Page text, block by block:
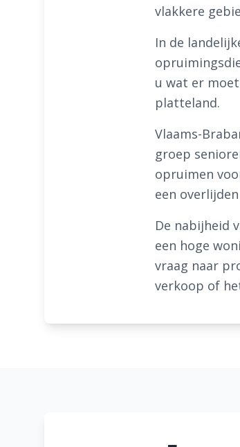
vlakkere
In de
u wat er
platteland.
Vlaams-
groep
opruimen
een
De nabijheid
een hoge
vraag naar
verkoop of